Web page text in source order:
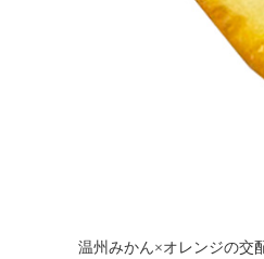
温州みかん×オレンジの交